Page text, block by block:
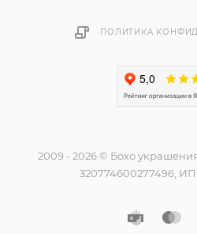
ПОЛИТИКА
2009 - 2026 © Бохо
320774600277496,